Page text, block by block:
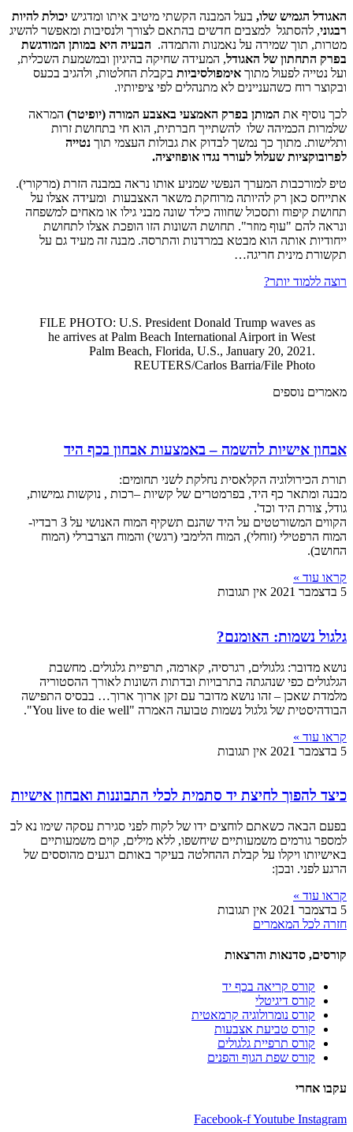
האגודל הגמיש שלו, בעל המבנה הקשתי מיטיב איתו ומדגיש יכולת להיות
רבגוני, להסתגל למצבים חדשים בהתאם לצורך ולנסיבות ומאפשר להשיג
מטרות, תוך שמירה על נאמנות והתמדה. הבעיה היא במותן המודגשת
בפרק התחתון של האגודל, המעידה שחיקה בהיגיון ובמשמעת השכלית,
ועל נטייה לפעול מתוך אימפולסיביות בקבלת החלטות, ולהגיב בכעס
ובקוצר רוח כשהעניינים לא מתנהלים לפי ציפיותיו.
לכך נוסיף את המותן בפרק האמצעי באצבע המורה (יופיטר) המראה
שלמרות הכמיהה שלו להשתייך חברתית, הוא חי בתחושת זרות
ותלישות. מתוך כך נמשך לבדוק את גבולות העצמי תוך נטייה
לפרובוקציות שעלול לעורר נגדו אופוזיציה.
טיפ למורכבות המערך הנפשי שמניע אותו נראה במבנה הזרת (מרקורי).
אתייחס כאן רק להיותה מרוחקת משאר האצבעות ומעידה אצלו על
תחושת קיפוח ותסכול שחווה כילד שונה מבני גילו או מאחים למשפחה
ונראה להם "עוף מוזר". תחושת השונות הזו הופכת אצלו לתחושת
ייחודיות אותה הוא מבטא במרדנות והתרסה. מבנה זה מעיד גם על
תקשורת מינית חריגה…
רוצה ללמוד יותר?
FILE PHOTO: U.S. President Donald Trump waves as
he arrives at Palm Beach International Airport in West
Palm Beach, Florida, U.S., January 20, 2021.
REUTERS/Carlos Barria/File Photo
מאמרים נוספים
אבחון אישיות להשמה – באמצעות אבחון בכף היד
תורת הכירולוגיה הקלאסית נחלקת לשני תחומים:
מבנה ומתאר כף היד, בפרמטרים של קשיות –רכות , נוקשות גמישות,
גודל, צורת היד וכד'.
הקווים המשורטטים על היד שהנם תשקיף המוח האנושי על 3 רבדיו-
המוח הרפטילי (זוחלי), המוח הלימבי (רגשי) והמוח הצרברלי (המוח
החושב).
קראו עוד »
5 בדצמבר 2021
אין תגובות
גלגול נשמות: האומנם?
נושא מדובר: גלגולים, רגרסיה, קארמה, תרפיית גלגולים. מחשבת
הגלגולים כפי שנהגתה בתרבויות ובדתות השונות לאורך ההסטוריה
מלמדת שאכן – זהו נושא מדובר עם זקן ארוך ארוך… בבסיס התפישה
הבודהיסטית של גלגול נשמות טבועה האמרה "You live to die well".
קראו עוד »
5 בדצמבר 2021
אין תגובות
כיצד להפוך לחיצת יד סתמית לכלי התבוננות ואבחון אישיות
בפעם הבאה כשאתם לוחצים ידו של לקוח לפני סגירת עסקה שימו נא לב
למספר גורמים משמעותיים שיחשפו, ללא מילים, קוים משמעותיים
באישיותו ויקלו על קבלת ההחלטה בעיקר באותם רגעים מהוססים של
הרגע לפני. ובכן:
קראו עוד »
5 בדצמבר 2021
אין תגובות
חזרה לכל המאמרים
קורסים, סדנאות והרצאות
קורס קריאה בכף יד
קורס דיגיטלי
קורס נומרולוגיה קרמאטית
קורס טביעת אצבעות
קורס תרפיית גלגולים
קורס שפת הגוף והפנים
עקבו אחרי
Facebook-fYoutube Instagram